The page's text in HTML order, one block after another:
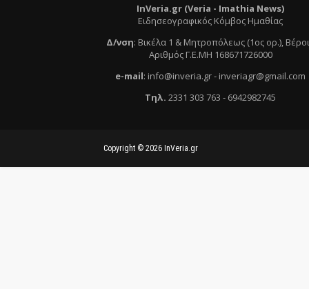
InVeria.gr (Veria - Ιmathia News)
Ειδησεογραφικός Κόμβος Ημαθίας
Δ/νση: Βικέλα 1 & Μητροπόλεως (1ος ορ.),
Αριθμός Γ.Ε.ΜΗ 168671726000
e-mail: info@inveria.gr- inveriagr@gmail.com
Τηλ. 2331 303 763 - 6942982745
Copyright © 2026 InVeria.gr